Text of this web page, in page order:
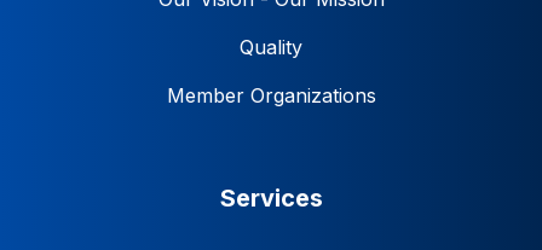
Quality
Member Organizations
Services